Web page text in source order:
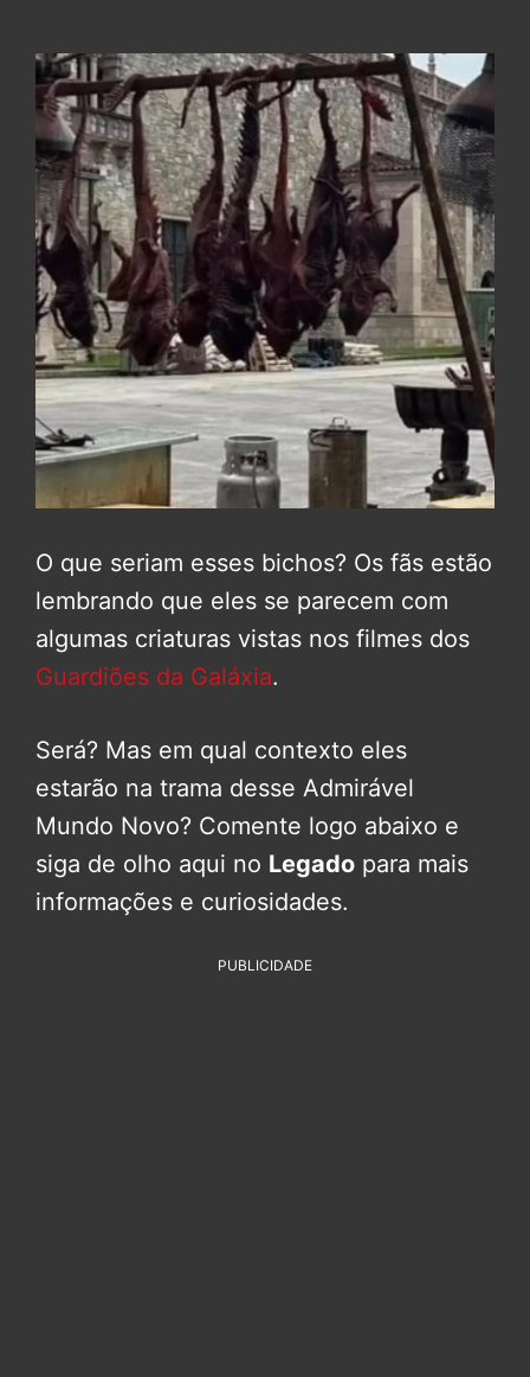
O que seriam esses bichos? Os fãs estão
lembrando que eles se parecem com
algumas criaturas vistas nos filmes dos
Guardiões da Galáxia.
Será? Mas em qual contexto eles
estarão na trama desse Admirável
Mundo Novo? Comente logo abaixo e
siga de olho aqui no Legado para mais
informações e curiosidades.
PUBLICIDADE